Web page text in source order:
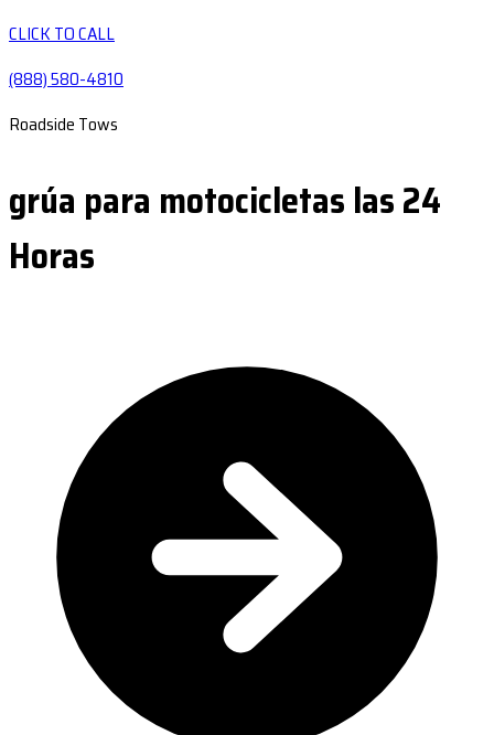
CLICK TO CALL
(888) 580-4810
Roadside Tows
grúa para motocicletas las 24
Horas